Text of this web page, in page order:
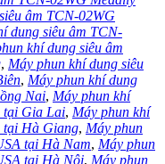
âm TCN-02WG
dung siêu âm TCN-
khí dung siêu âm
, Máy phun khí dung siêu
, Máy phun khí dung
Nai, Máy phun khí
tại Gia Lai, Máy phun khí
tại Hà Giang, Máy phun
tại Hà Nam, Máy phun
tại Hà Nội, Máy phun